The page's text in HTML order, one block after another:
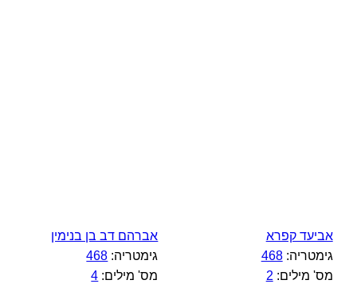
אביעד קפרא
גימטריה:468
מס' מילים: 2
אברהם דב בן בנימין
גימטריה: 468
מס' מילים: 4